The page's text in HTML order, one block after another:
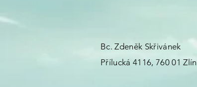
Bc. Zdeněk Skřivánek
Přílucká 4116, 760 01 Zlín